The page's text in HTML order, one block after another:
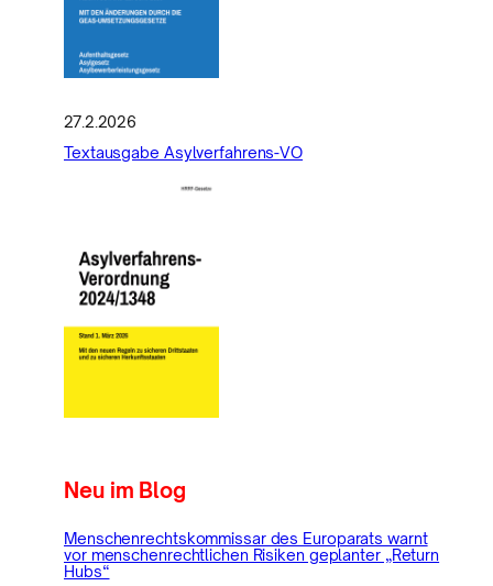
27.2.2026
Textausgabe Asylverfahrens-VO
Neu im Blog
Menschenrechtskommissar des Europarats warnt
vor menschenrechtlichen Risiken geplanter „Return
Hubs“